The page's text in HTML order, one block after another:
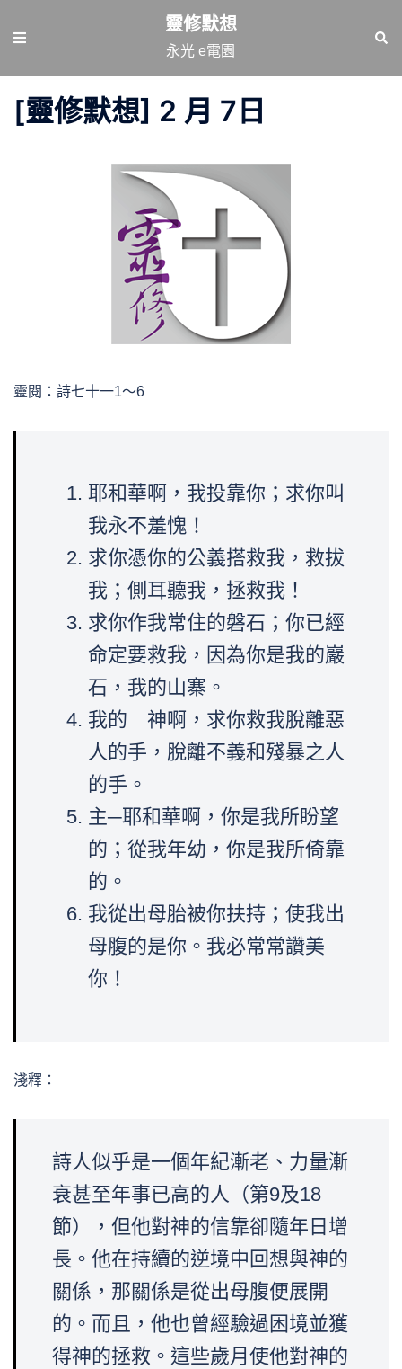
要
靈修默想
永光 e電園
[靈修默想] 2 月 7日
靈閱：詩七十一1～6
耶和華啊，我投靠你；求你叫
我永不羞愧！
求你憑你的公義搭救我，救拔
我；側耳聽我，拯救我！
求你作我常住的磐石；你已經
命定要救我，因為你是我的巖
石，我的山寨。
我的 神啊，求你救我脫離惡
人的手，脫離不義和殘暴之人
的手。
主─耶和華啊，你是我所盼望
的；從我年幼，你是我所倚靠
的。
我從出母胎被你扶持；使我出
母腹的是你。我必常常讚美
你！
淺釋：
詩人似乎是一個年紀漸老、力量漸
衰甚至年事已高的人（第9及18
節），但他對神的信靠卻隨年日增
長。他在持續的逆境中回想與神的
關係，那關係是從出母腹便展開
的。而且，他也曾經驗過困境並獲
得神的拯救。這些歲月使他對神的